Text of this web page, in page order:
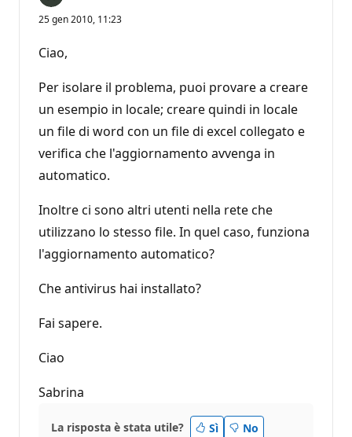
25 gen 2010, 11:23
Ciao,
Per isolare il problema, puoi provare a creare
un esempio in locale; creare quindi in locale
un file di word con un file di excel collegato e
verifica che l'aggiornamento avvenga in
automatico.
Inoltre ci sono altri utenti nella rete che
utilizzano lo stesso file. In quel caso, funziona
l'aggiornamento automatico?
Che antivirus hai installato?
Fai sapere.
Ciao
Sabrina
La risposta è stata utile? Sì No